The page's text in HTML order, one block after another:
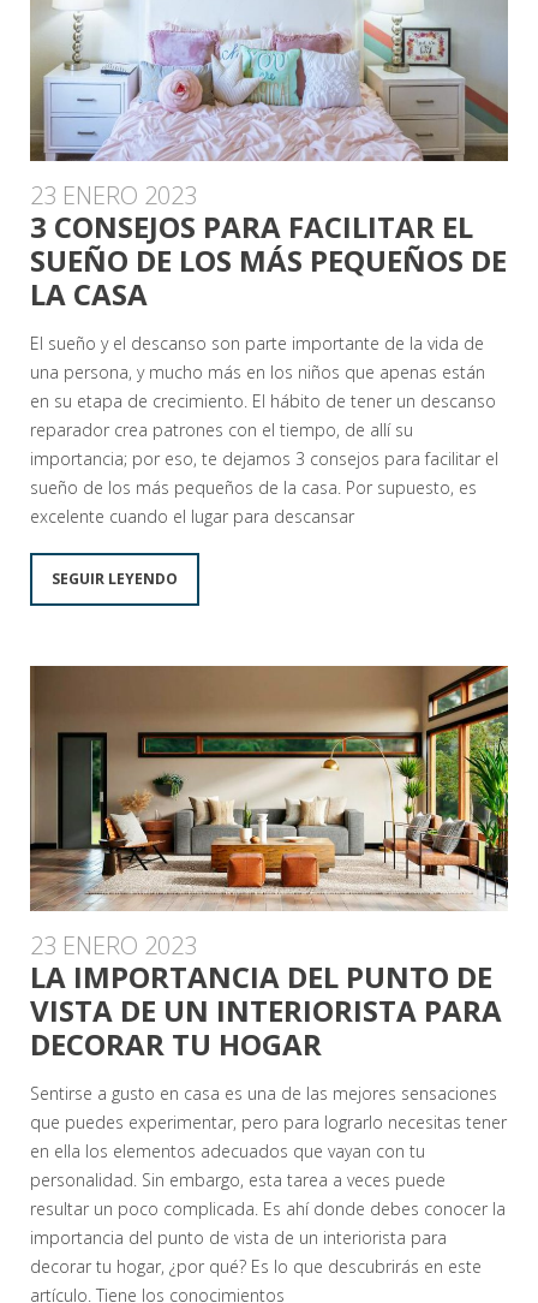
23 ENERO 2023
3 CONSEJOS PARA FACILITAR EL
SUEÑO DE LOS MÁS PEQUEÑOS DE
LA CASA
El sueño y el descanso son parte importante de la vida de
una persona, y mucho más en los niños que apenas están
en su etapa de crecimiento. El hábito de tener un descanso
reparador crea patrones con el tiempo, de allí su
importancia; por eso, te dejamos 3 consejos para facilitar el
sueño de los más pequeños de la casa. Por supuesto, es
excelente cuando el lugar para descansar
SEGUIR LEYENDO
23 ENERO 2023
LA IMPORTANCIA DEL PUNTO DE
VISTA DE UN INTERIORISTA PARA
DECORAR TU HOGAR
Sentirse a gusto en casa es una de las mejores sensaciones
que puedes experimentar, pero para lograrlo necesitas tener
en ella los elementos adecuados que vayan con tu
personalidad. Sin embargo, esta tarea a veces puede
resultar un poco complicada. Es ahí donde debes conocer la
importancia del punto de vista de un interiorista para
decorar tu hogar, ¿por qué? Es lo que descubrirás en este
artículo. Tiene los conocimientos